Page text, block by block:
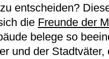
entscheiden?
die Freunde der
belege so
und der